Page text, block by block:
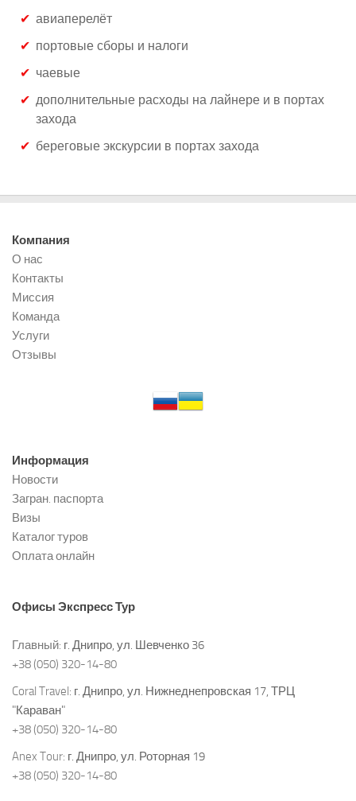
авиаперелёт
портовые сборы и налоги
чаевые
дополнительные расходы на лайнере и в портах
захода
береговые экскурсии в портах захода
Компания
О нас
Контакты
Миссия
Команда
Услуги
Отзывы
Информация
Новости
Загран. паспорта
Визы
Каталог туров
Оплата онлайн
Офисы Экспресс Тур
Главный: г. Днипро, ул. Шевченко 36
+38 (050) 320-14-80
Coral Travel: г. Днипро, ул. Нижнеднепровская 17, ТРЦ
"Караван"
+38 (050) 320-14-80
Anex Tour: г. Днипро, ул. Роторная 19
+38 (050) 320-14-80